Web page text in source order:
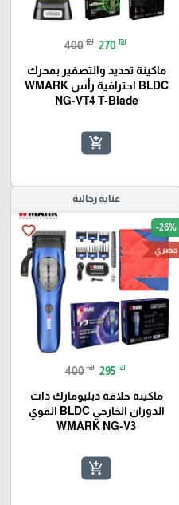
400 ₪ 270 ₪
ماكينة تحديد والتصفير بمحرك
BLDC احترافية رأس WMARK
NG-VT4 T-Blade
add_shopping_cart
عناية رجالية
favorite_border -26%
حصري
400 ₪ 295 ₪
ماكينة حلاقة دبليومارك ذات
الدوران الخارجي BLDC القوي
WMARK NG-V3
add_shopping_cart